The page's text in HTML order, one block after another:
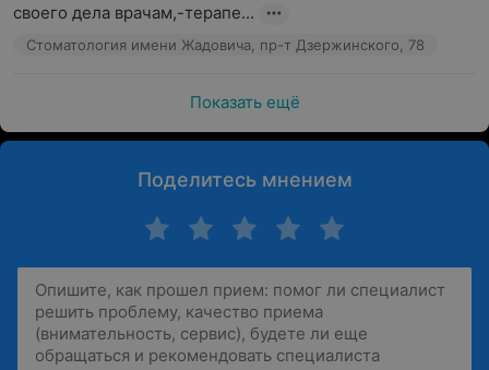
своего дела врачам,-терапе...
Стоматология имени Жадовича, пр-т Дзержинского, 78
Показать ещё
Поделитесь мнением